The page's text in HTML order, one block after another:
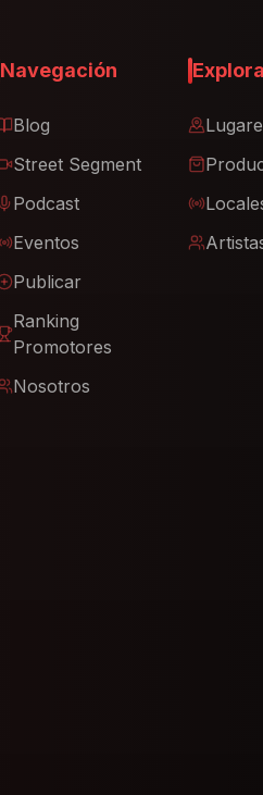
Navegación
Blog
Street Segment
Podcast
Eventos
Publicar
Ranking
Promotores
Nosotros
Explora